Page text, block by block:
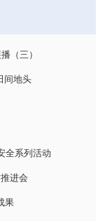
（三）
间地头
全系列活动
进会
果